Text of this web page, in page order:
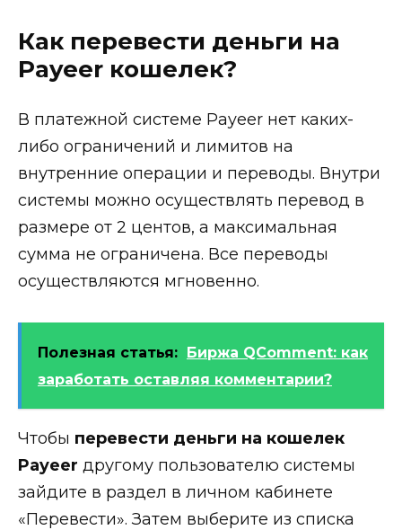
Как перевести деньги на
Payeer кошелек?
В платежной системе Payeer нет каких-
либо ограничений и лимитов на
внутренние операции и переводы. Внутри
системы можно осуществлять перевод в
размере от 2 центов, а максимальная
сумма не ограничена. Все переводы
осуществляются мгновенно.
Полезная статья: Биржа QComment: как
заработать оставляя комментарии?
Чтобы перевести деньги на кошелек
Payeer другому пользователю системы
зайдите в раздел в личном кабинете
«Перевести». Затем выберите из списка